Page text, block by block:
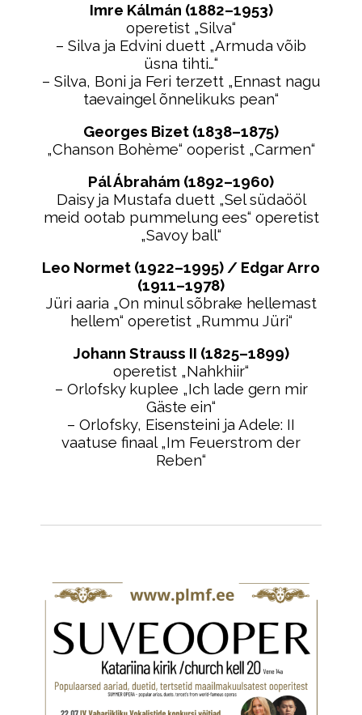
Imre Kálmán (1882–1953)
operetist „Silva“
– Silva ja Edvini duett „Armuda võib
üsna tihti…“
– Silva, Boni ja Feri terzett „Ennast nagu
taevaingel õnnelikuks pean“
Georges Bizet (1838–1875)
„Chanson Bohème“ ooperist „Carmen“
Pál Ábrahám (1892–1960)
Daisy ja Mustafa duett „Sel südaööl
meid ootab pummelung ees“ operetist
„Savoy ball“
Leo Normet (1922–1995) / Edgar Arro
(1911–1978)
Jüri aaria „On minul sõbrake hellemast
hellem“ operetist „Rummu Jüri“
Johann Strauss II (1825–1899)
operetist „Nahkhiir“
– Orlofsky kuplee „Ich lade gern mir
Gäste ein“
– Orlofsky, Eisensteini ja Adele: II
vaatuse finaal „Im Feuerstrom der
Reben“